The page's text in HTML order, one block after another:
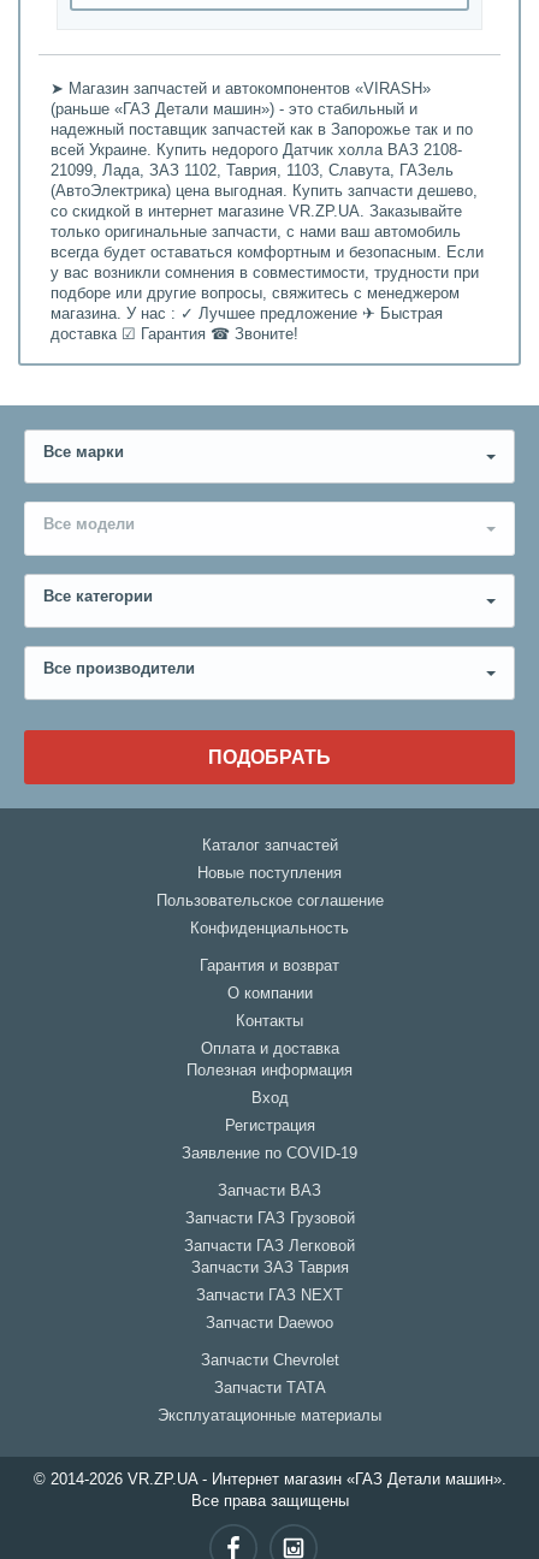
➤ Магазин запчастей и автокомпонентов «VIRASH»
(раньше «ГАЗ Детали машин») - это стабильный и
надежный поставщик запчастей как в Запорожье так и по
всей Украине. Купить недорого Датчик холла ВАЗ 2108-
21099, Лада, ЗАЗ 1102, Таврия, 1103, Славута, ГАЗель
(АвтоЭлектрика) цена выгодная. Купить запчасти дешево,
со скидкой в интернет магазине VR.ZP.UA. Заказывайте
только оригинальные запчасти, с нами ваш автомобиль
всегда будет оставаться комфортным и безопасным. Если
у вас возникли сомнения в совместимости, трудности при
подборе или другие вопросы, свяжитесь с менеджером
магазина. У нас : ✓ Лучшее предложение ✈ Быстрая
доставка ☑ Гарантия ☎ Звоните!
Все марки
Все модели
Все категории
Все производители
ПОДОБРАТЬ
Каталог запчастей
Новые поступления
Пользовательское соглашение
Конфиденциальность
Гарантия и возврат
О компании
Контакты
Оплата и доставка
Полезная информация
Вход
Регистрация
Заявление по COVID-19
Запчасти ВАЗ
Запчасти ГАЗ Грузовой
Запчасти ГАЗ Легковой
Запчасти ЗАЗ Таврия
Запчасти ГАЗ NEXT
Запчасти Daewoo
Запчасти Chevrolet
Запчасти ТАТА
Эксплуатационные материалы
© 2014-2026 VR.ZP.UA - Интернет магазин «ГАЗ Детали машин».
Все права защищены